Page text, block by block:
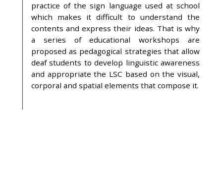
practice of the sign language used at school
which makes it difficult to understand the
contents and express their ideas. That is why
a series of educational workshops are
proposed as pedagogical strategies that allow
deaf students to develop linguistic awareness
and appropriate the LSC based on the visual,
corporal and spatial elements that compose it.